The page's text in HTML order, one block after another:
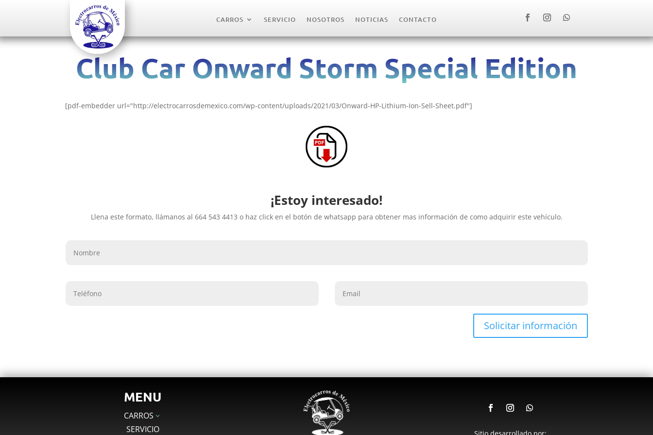
CARROS SERVICIO NOSOTROS NOTICIAS CONTACTO
Club Car Onward Storm Special Edition
[pdf-embedder url="http://electrocarrosdemexico.com/wp-content/uploads/2021/03/Onward-HP-Lithium-Ion-Sell-Sheet.pdf"]
¡Estoy interesado!
Llena este formato, llámanos al 664 543 4413 o haz click en el botón de whatsapp para obtener mas información de como adquirir este vehículo.
Solicitar información
MENU
CARROS 3
SERVICIO